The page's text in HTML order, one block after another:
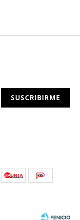
SUSCRIBIRME